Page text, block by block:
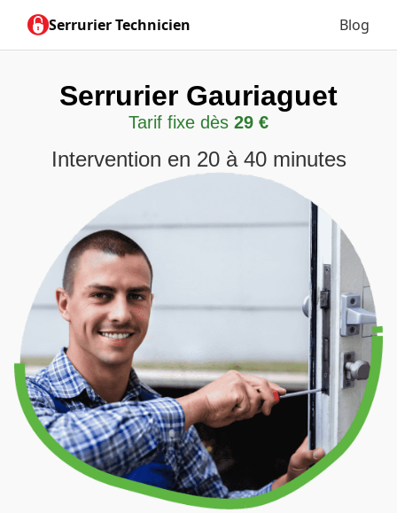
Serrurier Technicien Blog
Serrurier Gauriaguet
Tarif fixe dès 29 €
Intervention en 20 à 40 minutes